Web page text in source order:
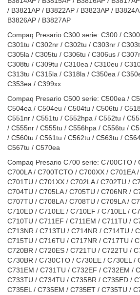
/ B3821AP / B3822AP / B3823AP /
B3826AP / B3827AP
Compaq Presario C300 serie: C300 /
C301tu / C302nr / C302tu / C303nr /
C305la / C305tu / C306tu / C306us /
C308tu / C309tu / C310ea / C310eu /
C313tu / C315la / C318la / C350ea /
C353ea / C399xx
Compaq Presario C500 serie: C500ea /
C504ea / C504eu / C504tu / C506tu /
C551nr / C551tu / C552hpa / C552tu /
/ C555nr / C555tu / C556hpa / C556tu /
/ C560tu / C561tu / C562tu / C563tu /
C567tu / C570ea
Compaq Presario C700 serie: C700CTO /
C700LA / C700TCTO / C700XX / C701EA
C701TU / C701XX / C702LA / C702TU /
C704TU / C705LA / C705TU / C706NR /
C707TU / C708LA / C708TU / C709LA /
C710ED / C710EE / C710EF / C710EL /
C710TU / C711EF / C711EM / C711TU /
C713NR / C713TU / C714NR / C714TU /
C715TU / C716TU / C717NR / C717TU /
C720BR / C720ES / C721TU / C722TU /
C730BR / C730CTO / C730EE / C730EL /
C731EM / C731TU / C732EF / C732EM /
C733TU / C734TU / C735BR / C735ED /
C735EL / C735EM / C735ET / C735TU /